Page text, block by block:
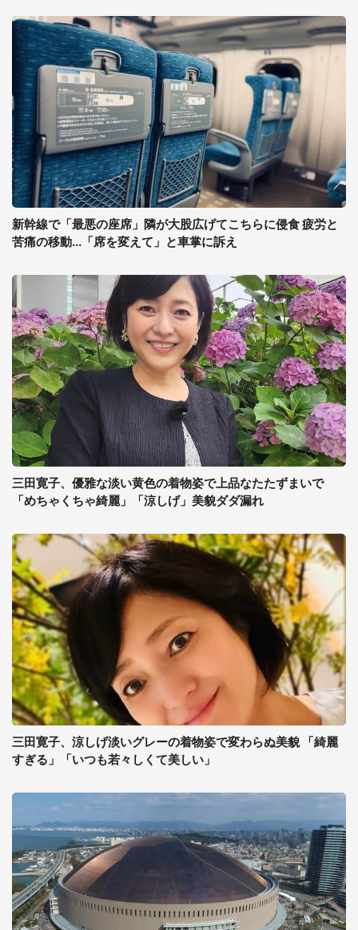
新幹線で「最悪の座席」隣が大股広げてこちらに侵食 疲労と
苦痛の移動...「席を変えて」と車掌に訴え
三田寛子、優雅な淡い黄色の着物姿で上品なたたずまいで
「めちゃくちゃ綺麗」「涼しげ」美貌ダダ漏れ
三田寛子、涼しげ淡いグレーの着物姿で変わらぬ美貌 「綺麗
すぎる」「いつも若々しくて美しい」